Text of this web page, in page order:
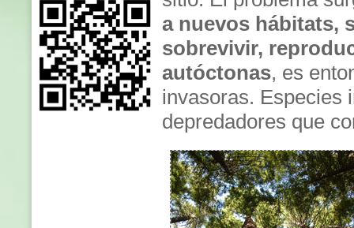
a nuevos hábitats,
sobrevivir,
autóctonas, es
invasoras. Especies
depredadores que